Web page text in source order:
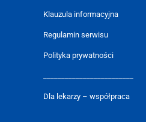
Klauzula informacyjna
Regulamin serwisu
Polityka prywatności
Dla lekarzy – współpraca